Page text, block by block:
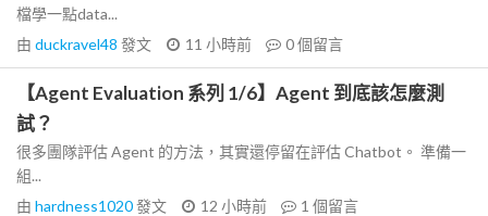
檔學一點data...
由 duckravel48 發文 11 小時前 0個留言
【Agent Evaluation 系列 1/6】Agent 到底該怎麼測
試？
很多團隊評估 Agent 的方法，其實還停留在評估 Chatbot。 準備一
組...
由 hardness1020發文 12 小時前 1 個留言